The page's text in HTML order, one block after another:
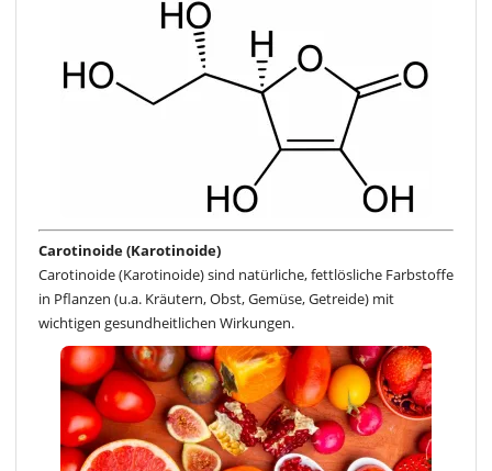
Carotinoide (Karotinoide)
Carotinoide (Karotinoide) sind natürliche, fettlösliche Farbstoffe
in Pflanzen (u.a. Kräutern, Obst, Gemüse, Getreide) mit
wichtigen gesundheitlichen Wirkungen.